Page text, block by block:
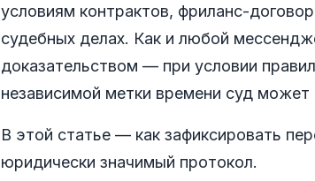
условиям контрактов, фриланс-
судебных делах. Как и любой
доказательством — при условии
независимой метки времени суд может
В этой статье — как зафиксировать
юридически значимый протокол.